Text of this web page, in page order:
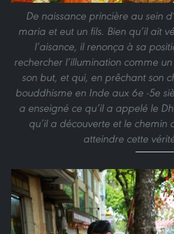
De naissance princière au sein
maria et eut un fils. Bien qu’il ait
l’aisance, il renonça à sa
rechercher l’illumination comme
son but, et qui, en prêchant son
bouddhisme en Inde aux 6e -5e
a enseigné ce qu’il a appelé le
qu’il a découverte et le
atteindre cette